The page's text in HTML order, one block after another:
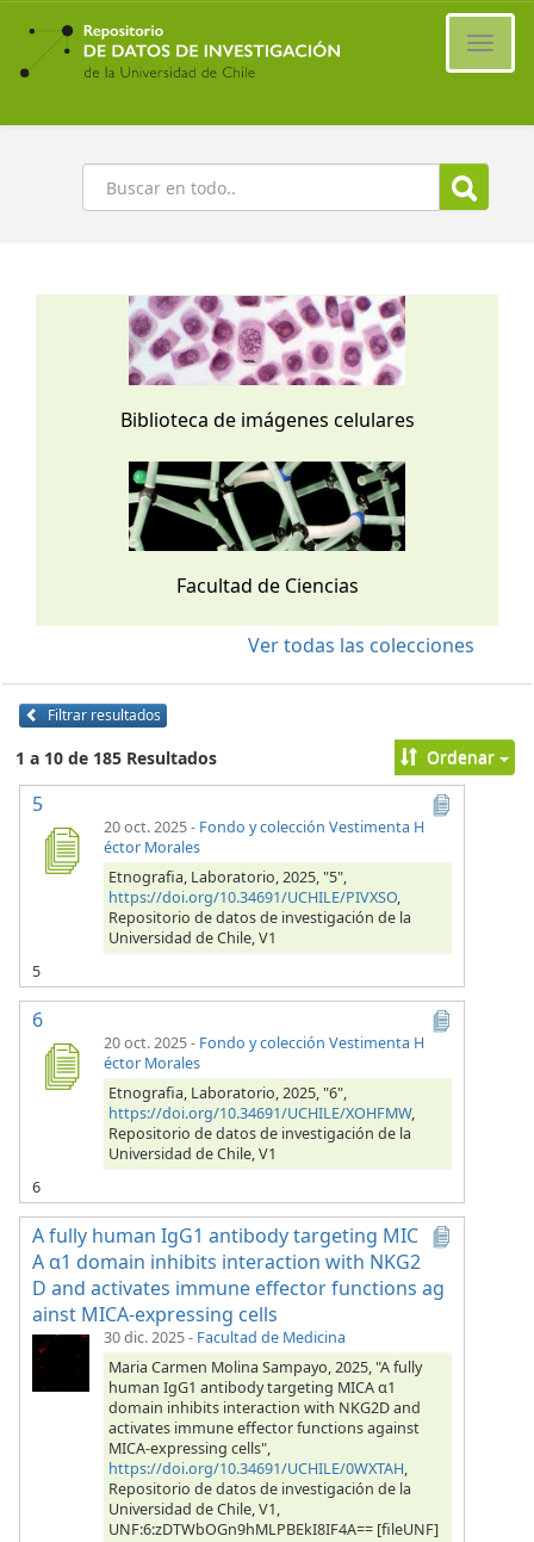
Ir
contenido
principal
Buscar
Biblioteca de imágenes celulares
Facultad de Ciencias
Ver todas las colecciones
Filtrar resultados
1 a 10 de 185 Resultados Ordenar
5
20 oct. 2025- Fondo y colección Vestimenta H
éctor Morales
Etnografia, Laboratorio, 2025, "5",
https://doi.org/10.34691/UCHILE/PIVXSO,
Repositorio de datos de investigación de la
Universidad de Chile, V1
5
6
20 oct. 2025- Fondo y colección Vestimenta H
éctor Morales
Etnografia, Laboratorio, 2025, "6",
https://doi.org/10.34691/UCHILE/XOHFMW,
Repositorio de datos de investigación de la
Universidad de Chile, V1
6
A fully human IgG1 antibody targeting MIC
A α1 domain inhibits interaction with NKG2
D and activates immune effector functions ag
ainst MICA-expressing cells
30 dic. 2025- Facultad de Medicina
Maria Carmen Molina Sampayo, 2025, "A fully
human IgG1 antibody targeting MICA α1
domain inhibits interaction with NKG2D and
activates immune effector functions against
MICA-expressing cells",
https://doi.org/10.34691/UCHILE/0WXTAH,
Repositorio de datos de investigación de la
Universidad de Chile, V1,
UNF:6:zDTWbOGn9hMLPBEkI8IF4A== [fileUNF]